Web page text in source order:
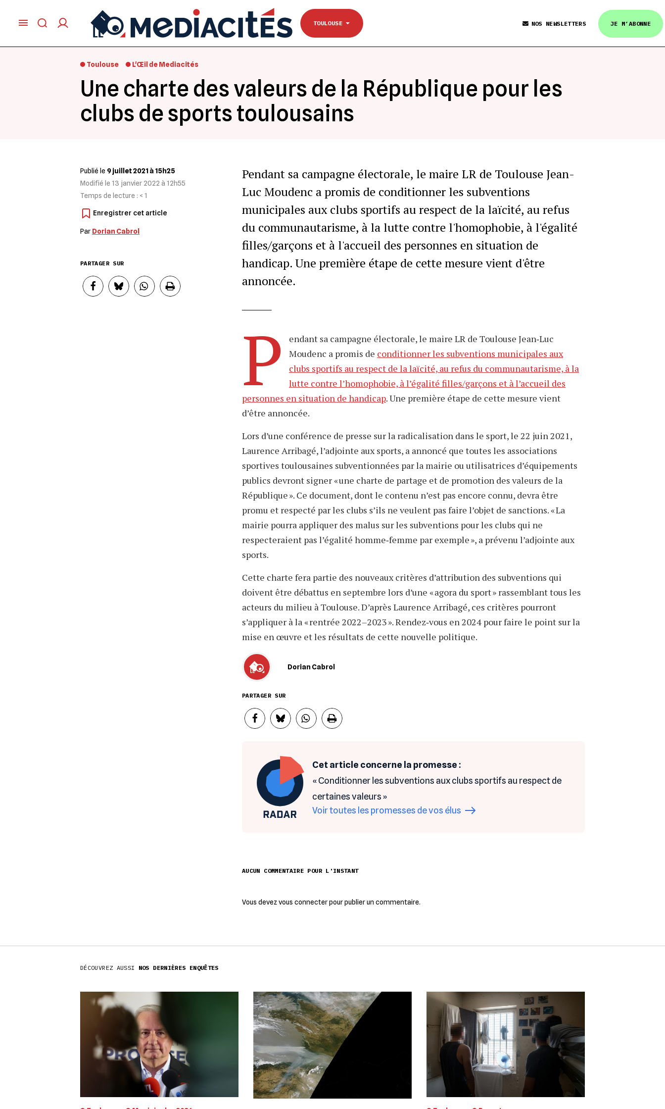
TOULOUSE
NANTES
TOULOUSE
NOS NEWSLETTERS JE M’ABONNE
Se connecter
Toulouse L'Œil de Mediacités
Une charte des valeurs de la République pour les
clubs de sports toulousains
Publié le 9 juillet 2021 à 15h25
Modifié le 13 janvier 2022 à 12h55
Temps de lecture : < 1
Par Dorian Cabrol
PARTAGER SUR
Pendant sa campagne électorale, le maire LR de Toulouse Jean-
Luc Moudenc a promis de conditionner les subventions
municipales aux clubs sportifs au respect de la laïcité, au refus
du communautarisme, à la lutte contre l'homophobie, à l'égalité
filles/garçons et à l'accueil des personnes en situation de
handicap. Une première étape de cette mesure vient d'être
annoncée.
P
endant sa campagne électorale, le maire LR de Toulouse Jean‐Luc
Moudenc a promis de conditionner les subventions municipales aux
clubs sportifs au respect de la laïcité, au refus du communautarisme, à la
lutte contre l’homophobie, à l’égalité filles/garçons et à l’accueil des
personnes en situation de handicap. Une première étape de cette mesure vient
d’être annoncée.
Lors d’une conférence de presse sur la radicalisation dans le sport, le 22 juin 2021,
Laurence Arribagé, l’adjointe aux sports, a annoncé que toutes les associations
sportives toulousaines subventionnées par la mairie ou utilisatrices d’équipements
publics devront signer « une charte de partage et de promotion des valeurs de la
République ». Ce document, dont le contenu n’est pas encore connu, devra être
promu et respecté par les clubs s’ils ne veulent pas faire l’objet de sanctions. « La
mairie pourra appliquer des malus sur les subventions pour les clubs qui ne
respecteraient pas l’égalité homme‐femme par exemple », a prévenu l’adjointe aux
sports.
Cette charte fera partie des nouveaux critères d’attribution des subventions qui
doivent être débattus en septembre lors d’une « agora du sport » rassemblant tous les
acteurs du milieu à Toulouse. D’après Laurence Arribagé, ces critères pourront
s’appliquer à la « rentrée 2022–2023 ». Rendez‐vous en 2024 pour faire le point sur la
mise en œuvre et les résultats de cette nouvelle politique.
Dorian Cabrol
PARTAGER SUR
Cet article concerne la promesse :
« Conditionner les subventions aux clubs sportifs au respect de
certaines valeurs »
Voir toutes les promesses de vos élus
AUCUN COMMENTAIRE POUR L'INSTANT
Vous devezvous connecterpour publier un commentaire.
DÉCOUVREZ AUSSI NOS DERNIÈRES ENQUÊTES